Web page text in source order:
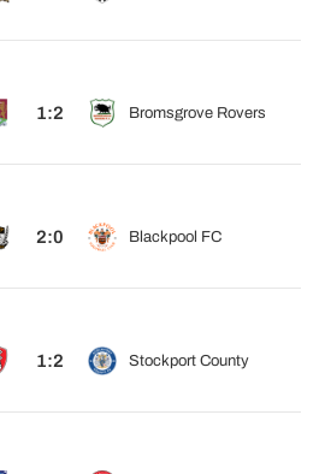
1:2 Bromsgrove Rovers
2:0 Blackpool FC
1:2 Stockport County